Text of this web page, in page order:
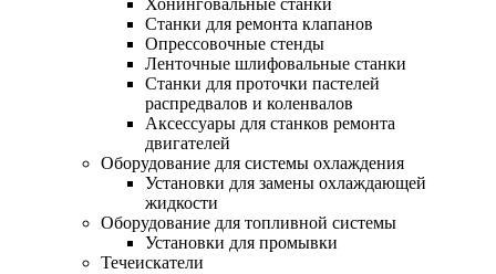
Хонинговальные станки
Станки для ремонта клапанов
Опрессовочные стенды
Ленточные шлифовальные станки
Станки для проточки пастелей
распредвалов и коленвалов
Аксессуары для станков ремонта
двигателей
Оборудование для системы охлаждения
Установки для замены охлаждающей
жидкости
Оборудование для топливной системы
Установки для промывки
Течеискатели